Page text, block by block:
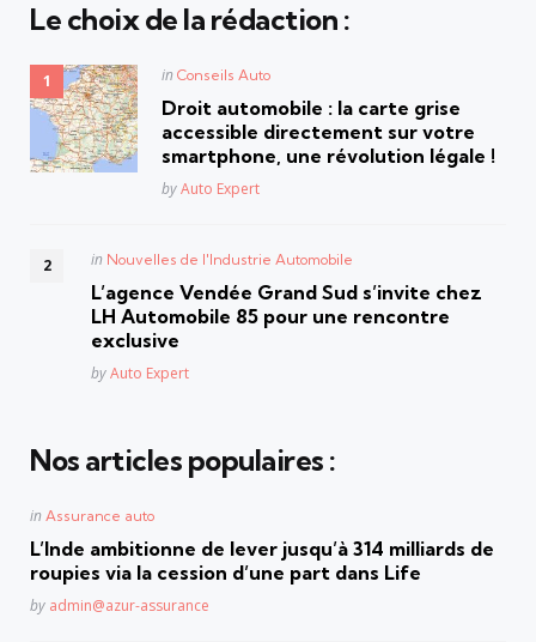
Le choix de la rédaction :
Posted
in Conseils Auto
Droit automobile : la carte grise
accessible directement sur votre
smartphone, une révolution légale !
Posted
byAuto Expert
Posted
in Nouvelles de l'Industrie Automobile
L’agence Vendée Grand Sud s’invite chez
LH Automobile 85 pour une rencontre
exclusive
Posted
byAuto Expert
Nos articles populaires :
Posted
in Assurance auto
L’Inde ambitionne de lever jusqu’à 314 milliards de
roupies via la cession d’une part dans Life
Posted
by admin@azur-assurance